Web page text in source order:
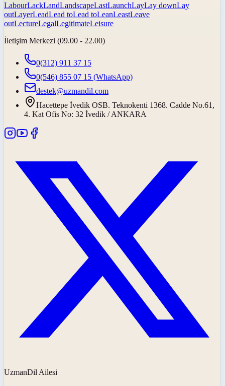
LabourLackLandLandscapeLastLaunchLayLay downLay
outLayerLeadLead toLead toLeanLeastLeave
outLectureLegalLegitimateLeisure
İletişim Merkezi (09.00 - 22.00)
0(312) 911 37 15
0(546) 855 07 15 (WhatsApp)
destek@uzmandil.com
Hacettepe İvedik OSB. Teknokenti 1368. Cadde No.61,
4. Kat Ofis No: 32 İvedik / ANKARA
UzmanDil Ailesi